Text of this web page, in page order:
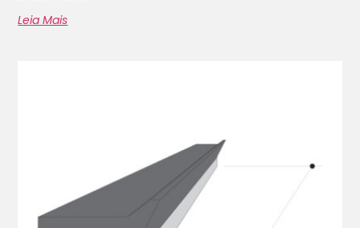
Leia Mais